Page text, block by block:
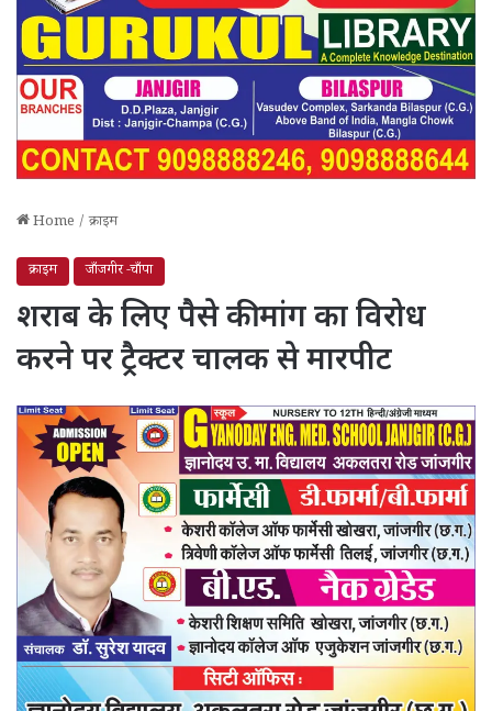
Home / क्राइम
क्राइम जाँजगीर -चाँपा
शराब के लिए पैसे की मांग का विरोध
करने पर ट्रैक्टर चालक से मारपीट